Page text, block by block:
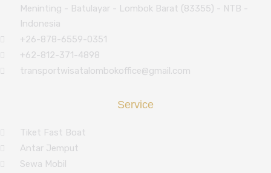
Meninting - Batulayar - Lombok Barat (83355) - NTB -
Indonesia
+26-878-6559-0351
+62-812-371-4898
transportwisatalombokoffice@gmail.com
Service
Tiket Fast Boat
Antar Jemput
Sewa Mobil